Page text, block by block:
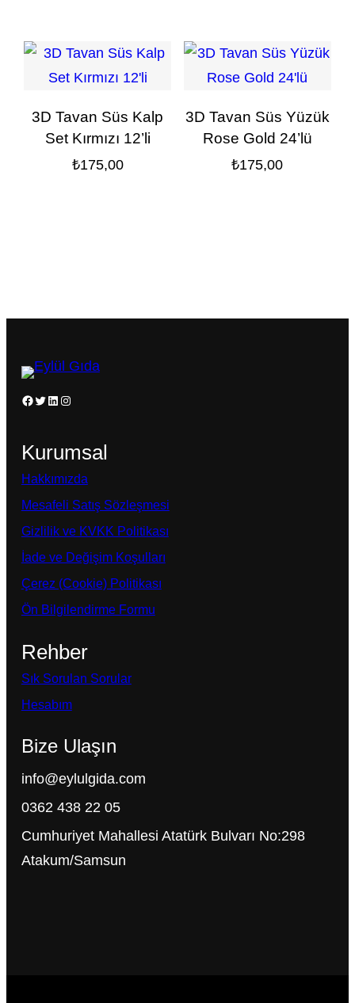
3D Tavan Süs Kalp
Set Kırmızı 12’li
₺175,00
3D Tavan Süs Yüzük
Rose Gold 24’lü
₺175,00
Facebook Twitter LinkedIn Instagram
Kurumsal
Hakkımızda
Mesafeli Satış Sözleşmesi
Gizlilik ve KVKK Politikası
İade ve Değişim Koşulları
Çerez (Cookie) Politikası
Ön Bilgilendirme Formu
Rehber
Sık Sorulan Sorular
Hesabım
Bize Ulaşın
info@eylulgida.com
0362 438 22 05
Cumhuriyet Mahallesi Atatürk Bulvarı No:298
Atakum/Samsun